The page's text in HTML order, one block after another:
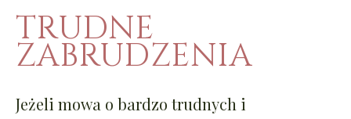
TRUDNE
ZABRUDZENIA
Jeżeli mowa o bardzo trudnych i